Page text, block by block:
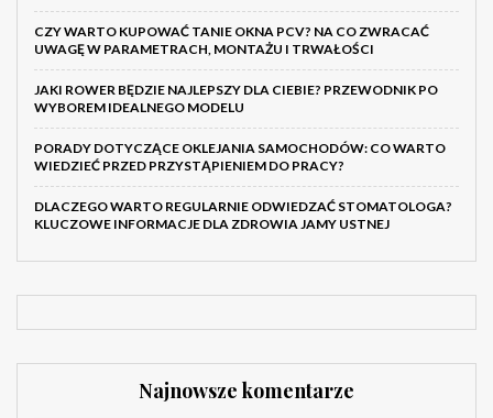
CZY WARTO KUPOWAĆ TANIE OKNA PCV? NA CO ZWRACAĆ
UWAGĘ W PARAMETRACH, MONTAŻU I TRWAŁOŚCI
JAKI ROWER BĘDZIE NAJLEPSZY DLA CIEBIE? PRZEWODNIK PO
WYBOREM IDEALNEGO MODELU
PORADY DOTYCZĄCE OKLEJANIA SAMOCHODÓW: CO WARTO
WIEDZIEĆ PRZED PRZYSTĄPIENIEM DO PRACY?
DLACZEGO WARTO REGULARNIE ODWIEDZAĆ STOMATOLOGA?
KLUCZOWE INFORMACJE DLA ZDROWIA JAMY USTNEJ
Najnowsze komentarze